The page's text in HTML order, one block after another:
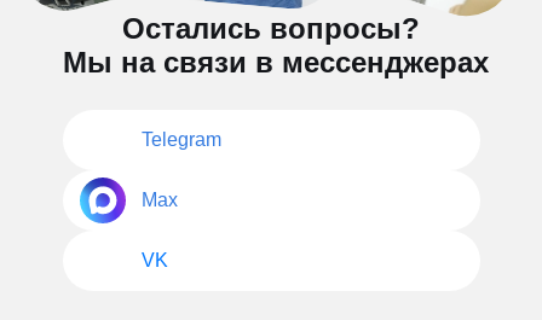
Остались вопросы?
Мы на связи в мессенджерах
Telegram
Max
VK